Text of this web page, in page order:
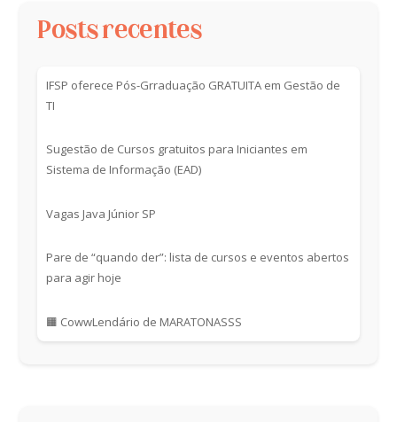
Posts recentes
IFSP oferece Pós-Grraduação GRATUITA em Gestão de
TI
Sugestão de Cursos gratuitos para Iniciantes em
Sistema de Informação (EAD)
Vagas Java Júnior SP
Pare de “quando der”: lista de cursos e eventos abertos
para agir hoje
🟧 CowwLendário de MARATONASSS